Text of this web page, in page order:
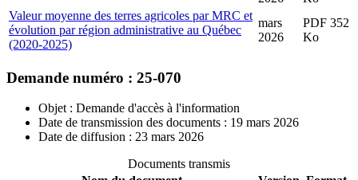
Valeur moyenne des terres agricoles par MRC et
évolution par région administrative au Québec
(2020-2025)
mars
2026
PDF 352
Ko
Demande numéro : 25-070
Objet : Demande d'accès à l'information
Date de transmission des documents : 19 mars 2026
Date de diffusion : 23 mars 2026
Documents transmis